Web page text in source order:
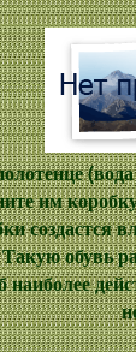
им
создастся
обувь
наиболее